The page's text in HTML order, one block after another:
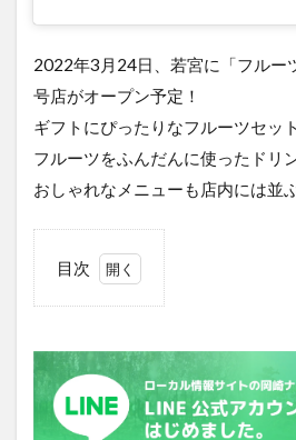
2022年3月24日、若宮に「フルー
号店がオープン予定！
ギフトにぴったりなフルーツセッ
フルーツをふんだんに使ったドリ
おしゃれなメニューも店内には並
目次
ツ専
門
山七
商